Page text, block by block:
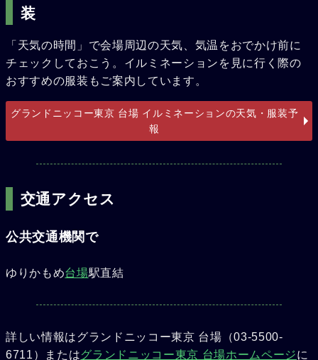
装
「天気の時間」で会場周辺の天気、気温をおでかけ前に
チェックしておこう。イルミネーションを見に行く際の
おすすめの服装もご案内しています。
グランドニッコー東京 台場 イルミネーションの天気・服装予
報
交通アクセス
公共交通機関で
ゆりかもめ台場駅直結
詳しい情報はグランドニッコー東京 台場（03-5500-
6711）またはグランドニッコー東京 台場ホームページに